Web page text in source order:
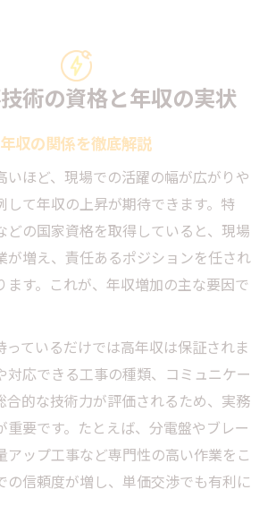
で分かる電気工事士の序列
の電気工事技術で見る資格の序列
事士の現場評価と技術の違い
事技術が昇進や転職に与える影響
事士の種類と業務範囲の実際
験者が語る電気工事士の価値
の技術が活きる転職戦略
事技術を活かす効果的な転職方法
得後の電気工事士が目指す職種
事技術が重視される業界と職場
場で強みとなる電気工事技術とは
直結する電気工事士の選び方
工事技術で安定収入を目指す方法
事士資格選びと将来性のポイント
術の資格と年収の実状
収の関係を徹底解説
いほど、現場での活躍の幅が広がりや
して年収の上昇が期待できます。特
どの国家資格を取得していると、現場
が増え、責任あるポジションを任され
ます。これが、年収増加の主な要因で
っているだけでは高年収は保証されま
対応できる工事の種類、コミュニケー
合的な技術力が評価されるため、実務
重要です。たとえば、分電盤やブレー
アップ工事など専門性の高い作業をこ
の信頼度が増し、単価交渉でも有利に